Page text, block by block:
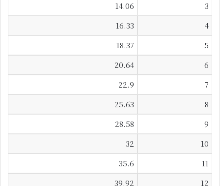
3
14.06
4
16.33
5
18.37
6
20.64
7
22.9
8
25.63
9
28.58
10
32
11
35.6
12
39.92